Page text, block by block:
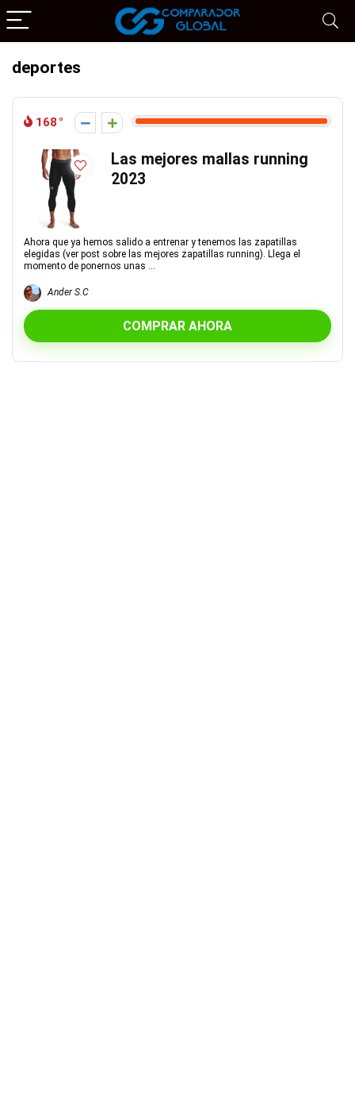
deportes
168
Las mejores mallas running
2023
Ahora que ya hemos salido a entrenar y tenemos las zapatillas
elegidas (ver post sobre las mejores zapatillas running). Llega el
momento de ponernos unas ...
Ander S.C
COMPRAR AHORA